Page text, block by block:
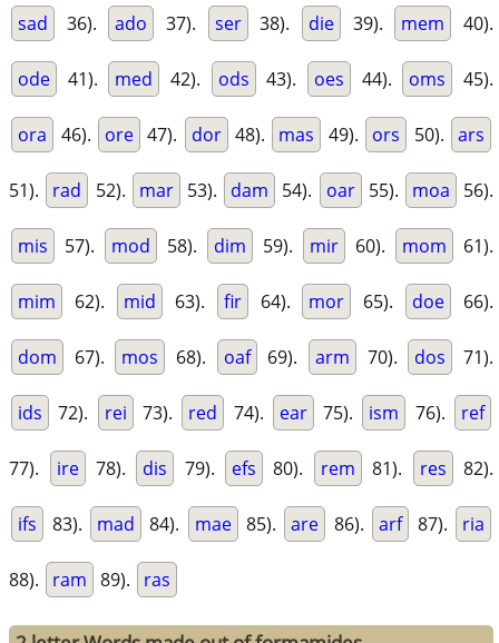
sad 36). ado 37). ser 38). die 39). mem 40).
ode 41). med 42). ods 43). oes 44). oms 45).
ora 46). ore 47). dor 48). mas 49). ors 50). ars
51). rad 52). mar 53). dam 54). oar 55). moa 56).
mis 57). mod 58). dim 59). mir 60). mom 61).
mim 62). mid 63). fir 64). mor 65). doe 66).
dom 67). mos 68). oaf 69). arm 70). dos 71).
ids 72). rei 73). red 74). ear 75). ism 76). ref
77). ire 78). dis 79). efs 80). rem 81). res 82).
ifs 83). mad 84). mae 85). are 86). arf 87). ria
88). ram 89). ras